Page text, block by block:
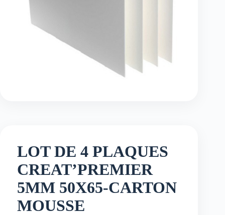
LOT DE 4 PLAQUES
CREAT’PREMIER
5MM 50X65-CARTON
MOUSSE